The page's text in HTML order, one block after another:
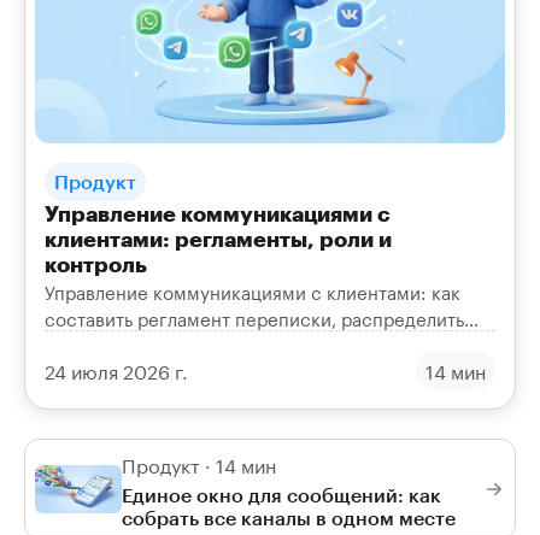
Продукт
Управление коммуникациями с
клиентами: регламенты, роли и
контроль
Управление коммуникациями с клиентами: как
составить регламент переписки, распределить
и собрать отчёты.
24 июля 2026 г. 14 мин
Продукт · 14 мин
Единое окно для сообщений: как
собрать все каналы в одном месте